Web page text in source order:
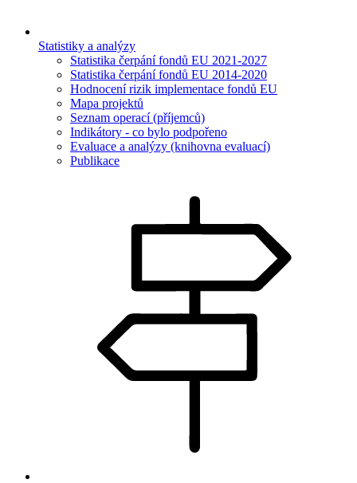
Statistiky a analýzy
Statistika čerpání fondů EU 2021-2027
Statistika čerpání fondů EU 2014-2020
Hodnocení rizik implementace fondů EU
Mapa projektů
Seznam operací (příjemců)
Indikátory - co bylo podpořeno
Evaluace a analýzy (knihovna evaluací)
Publikace